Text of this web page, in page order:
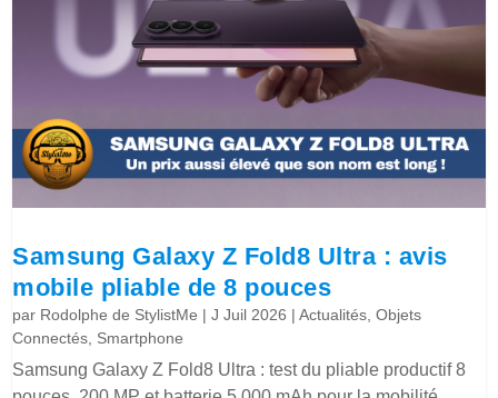
Samsung Galaxy Z Fold8 Ultra : avis
mobile pliable de 8 pouces
par Rodolphe de StylistMe |J Juil 2026 |Actualités,Objets
Connectés, Smartphone
Samsung Galaxy Z Fold8 Ultra : test du pliable productif 8